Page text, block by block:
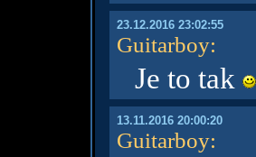
23.12.2016 23:02:55
Guitarboy:
Je to tak
13.11.2016 20:00:20
Guitarboy: